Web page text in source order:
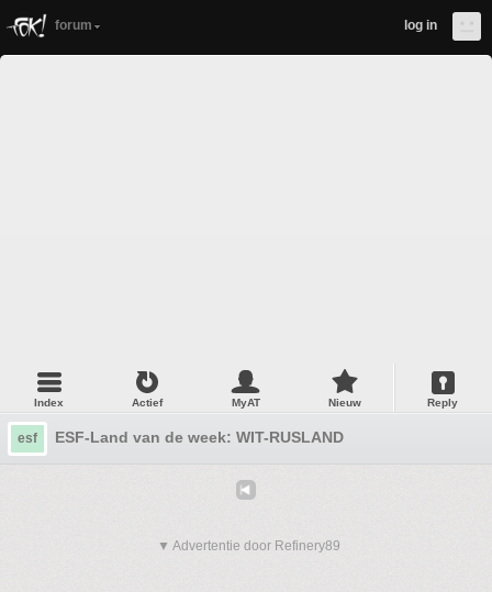
forum log in
Index Actief MyAT Nieuw Reply
esf ESF-Land van de week: WIT-RUSLAND
▼ Advertentie door Refinery89